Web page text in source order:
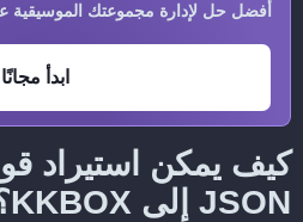
أفضل حل لإدارة مجموعتك الموسيقية
ابدأ مجانًا
كيف يمكن استيراد
JSON إلى KKBOX؟